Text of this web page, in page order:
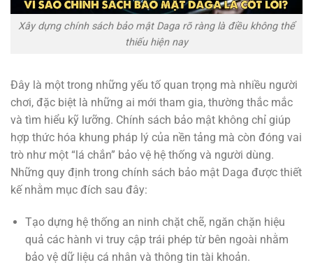
Xây dựng chính sách bảo mật Daga rõ ràng là điều không thể
thiếu hiện nay
Đây là một trong những yếu tố quan trọng mà nhiều người
chơi, đặc biệt là những ai mới tham gia, thường thắc mắc
và tìm hiểu kỹ lưỡng. Chính sách bảo mật không chỉ giúp
hợp thức hóa khung pháp lý của nền tảng mà còn đóng vai
trò như một “lá chắn” bảo vệ hệ thống và người dùng.
Những quy định trong chính sách bảo mật Daga được thiết
kế nhằm mục đích sau đây:
Tạo dựng hệ thống an ninh chặt chẽ, ngăn chặn hiệu
quả các hành vi truy cập trái phép từ bên ngoài nhằm
bảo vệ dữ liệu cá nhân và thông tin tài khoản.